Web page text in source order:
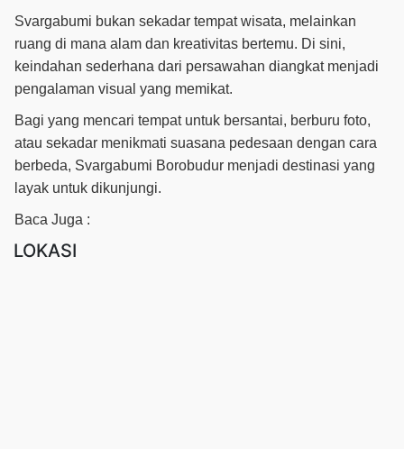
Svargabumi bukan sekadar tempat wisata, melainkan
ruang di mana alam dan kreativitas bertemu. Di sini,
keindahan sederhana dari persawahan diangkat menjadi
pengalaman visual yang memikat.
Bagi yang mencari tempat untuk bersantai, berburu foto,
atau sekadar menikmati suasana pedesaan dengan cara
berbeda, Svargabumi Borobudur menjadi destinasi yang
layak untuk dikunjungi.
Baca Juga :
LOKASI